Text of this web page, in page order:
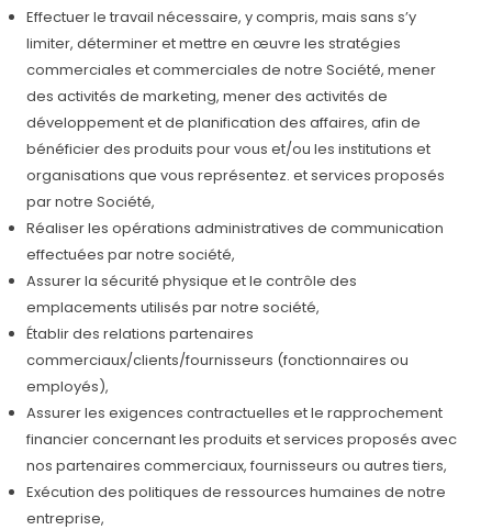
Effectuer le travail nécessaire, y compris, mais sans s’y
limiter, déterminer et mettre en œuvre les stratégies
commerciales et commerciales de notre Société, mener
des activités de marketing, mener des activités de
développement et de planification des affaires, afin de
bénéficier des produits pour vous et/ou les institutions et
organisations que vous représentez. et services proposés
par notre Société,
Réaliser les opérations administratives de communication
effectuées par notre société,
Assurer la sécurité physique et le contrôle des
emplacements utilisés par notre société,
Établir des relations partenaires
commerciaux/clients/fournisseurs (fonctionnaires ou
employés),
Assurer les exigences contractuelles et le rapprochement
financier concernant les produits et services proposés avec
nos partenaires commerciaux, fournisseurs ou autres tiers,
Exécution des politiques de ressources humaines de notre
entreprise,